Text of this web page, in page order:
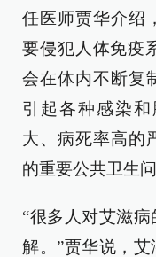
任医师贾华介绍
要侵犯人体免疫
会在体内不断复
引起各种感染
大、病死率高的
的重要公共卫生问
“很多人对艾滋
解。”贾华说，